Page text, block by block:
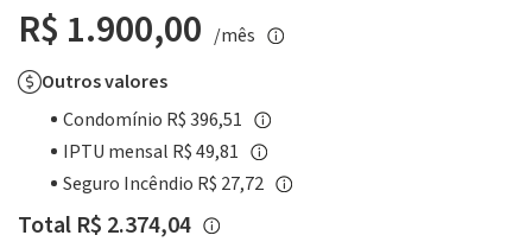
R$ 1.900,00 /mês
Outros valores
Condomínio R$ 396,51
IPTU mensal R$ 49,81
Seguro Incêndio R$ 27,72
Total R$ 2.374,04